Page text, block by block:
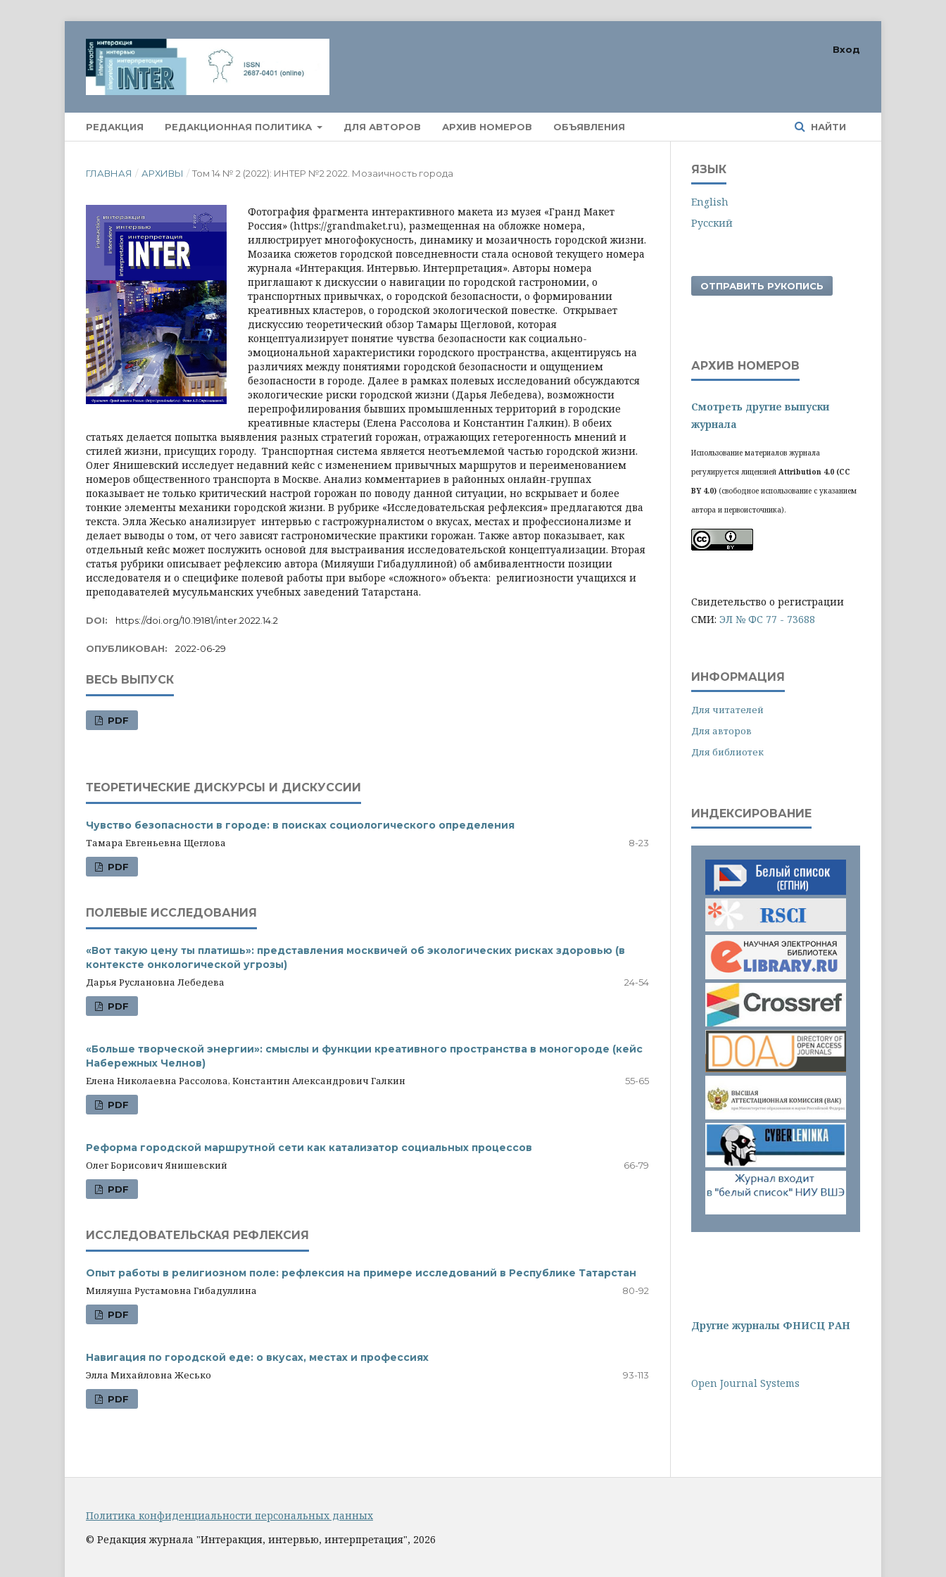
РЕДАКЦИЯ РЕДАКЦИОННАЯ ПОЛИТИКА ДЛЯ АВТОРОВ АРХИВ НОМЕРОВ ОБЪЯВЛЕНИЯ НАЙТИ
Вход
ГЛАВНАЯ / АРХИВЫ / Том 14 № 2 (2022): ИНТЕР №2 2022. Мозаичность города
Фотография фрагмента интерактивного макета из музея «Гранд Макет
Россия» (https://grandmaket.ru), размещенная на обложке номера,
иллюстрирует многофокусность, динамику и мозаичность городской жизни.
Мозаика сюжетов городской повседневности стала основой текущего номера
журнала «Интеракция. Интервью. Интерпретация». Авторы номера
приглашают к дискуссии о навигации по городской гастрономии, о
транспортных привычках, о городской безопасности, о формировании
креативных кластеров, о городской экологической повестке. Открывает
дискуссию теоретический обзор Тамары Щегловой, которая
концептуализирует понятие чувства безопасности как социально-
эмоциональной характеристики городского пространства, акцентируясь на
различиях между понятиями городской безопасности и ощущением
безопасности в городе. Далее в рамках полевых исследований обсуждаются
экологические риски городской жизни (Дарья Лебедева), возможности
перепрофилирования бывших промышленных территорий в городские
креативные кластеры (Елена Рассолова и Константин Галкин). В обеих
статьях делается попытка выявления разных стратегий горожан, отражающих гетерогенность мнений и
стилей жизни, присущих городу. Транспортная система является неотъемлемой частью городской жизни.
Олег Янишевский исследует недавний кейс с изменением привычных маршрутов и переименованием
номеров общественного транспорта в Москве. Анализ комментариев в районных онлайн-группах
показывает не только критический настрой горожан по поводу данной ситуации, но вскрывает и более
тонкие элементы механики городской жизни. В рубрике «Исследовательская рефлексия» предлагаются два
текста. Элла Жесько анализирует интервью с гастрожурналистом о вкусах, местах и профессионализме и
делает выводы о том, от чего зависят гастрономические практики горожан. Также автор показывает, как
отдельный кейс может послужить основой для выстраивания исследовательской концептуализации. Вторая
статья рубрики описывает рефлексию автора (Миляуши Гибадуллиной) об амбивалентности позиции
исследователя и о специфике полевой работы при выборе «сложного» объекта: религиозности учащихся и
преподавателей мусульманских учебных заведений Татарстана.
DOI: https://doi.org/10.19181/inter.2022.14.2
ОПУБЛИКОВАН: 2022-06-29
ВЕСЬ ВЫПУСК
PDF
ТЕОРЕТИЧЕСКИЕ ДИСКУРСЫ И ДИСКУССИИ
Чувство безопасности в городе: в поисках социологического определения
Тамара Евгеньевна Щеглова
8-23
PDF
ПОЛЕВЫЕ ИССЛЕДОВАНИЯ
«Вот такую цену ты платишь»: представления москвичей об экологических рисках здоровью (в
контексте онкологической угрозы)
Дарья Руслановна Лебедева
24-54
PDF
«Больше творческой энергии»: смыслы и функции креативного пространства в моногороде (кейс
Набережных Челнов)
Елена Николаевна Рассолова, Константин Александрович Галкин
55-65
PDF
Реформа городской маршрутной сети как катализатор социальных процессов
Олег Борисович Янишевский
66-79
PDF
ИССЛЕДОВАТЕЛЬСКАЯ РЕФЛЕКСИЯ
Опыт работы в религиозном поле: рефлексия на примере исследований в Республике Татарстан
Миляуша Рустамовна Гибадуллина
80-92
PDF
Навигация по городской еде: о вкусах, местах и профессиях
Элла Михайловна Жесько
93-113
PDF
ЯЗЫК
English
Русский
ОТПРАВИТЬ РУКОПИСЬ
АРХИВ НОМЕРОВ
Смотреть другие выпуски
журнала
Использование материалов журнала
регулируется лицензией Attribution 4.0 (CC
BY 4.0) (свободное использование с указанием
автора и первоисточника).
Cвидетельство о регистрации
СМИ: ЭЛ № ФС 77 - 73688
ИНФОРМАЦИЯ
Для читателей
Для авторов
Для библиотек
ИНДЕКСИРОВАНИЕ
Другие журналы ФНИСЦ РАН
Open Journal Systems
Политика конфиденциальности персональных данных
© Редакция журнала "Интеракция, интервью, интерпретация", 2026